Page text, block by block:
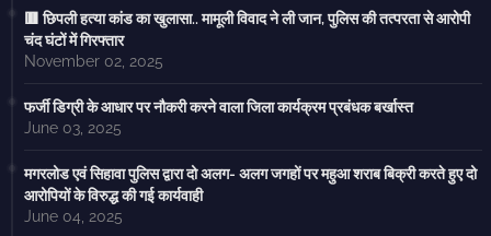
🟥 छिपली हत्या कांड का खुलासा.. मामूली विवाद ने ली जान, पुलिस की तत्परता से आरोपी
चंद घंटों में गिरफ्तार
November 02, 2025
फर्जी डिग्री के आधार पर नौकरी करने वाला जिला कार्यक्रम प्रबंधक बर्खास्त
June 03, 2025
मगरलोड एवं सिहावा पुलिस द्वारा दो अलग- अलग जगहों पर महुआ शराब बिक्री करते हुए दो
आरोपियों के विरुद्ध की गई कार्यवाही
June 04, 2025